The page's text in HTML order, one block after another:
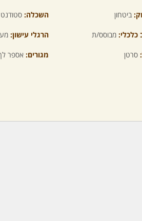
ביטחון השכלה: סטודנט
כלכלי: מבוסס/ת הרגלי עישון:
סרטן מגורים: אספר